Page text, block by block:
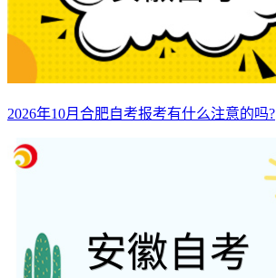
2026年10月合肥自考报考有什么注意的吗?